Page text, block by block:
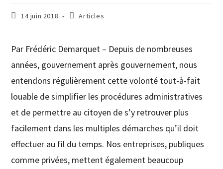
14 juin 2018 Articles
Par Frédéric Demarquet – Depuis de nombreuses
années, gouvernement après gouvernement, nous
entendons régulièrement cette volonté tout-à-fait
louable de simplifier les procédures administratives
et de permettre au citoyen de s’y retrouver plus
facilement dans les multiples démarches qu’il doit
effectuer au fil du temps. Nos entreprises, publiques
comme privées, mettent également beaucoup